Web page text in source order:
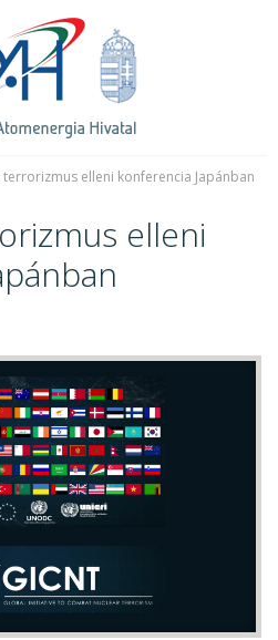
terrorizmus elleni konferencia Japánban
elleni